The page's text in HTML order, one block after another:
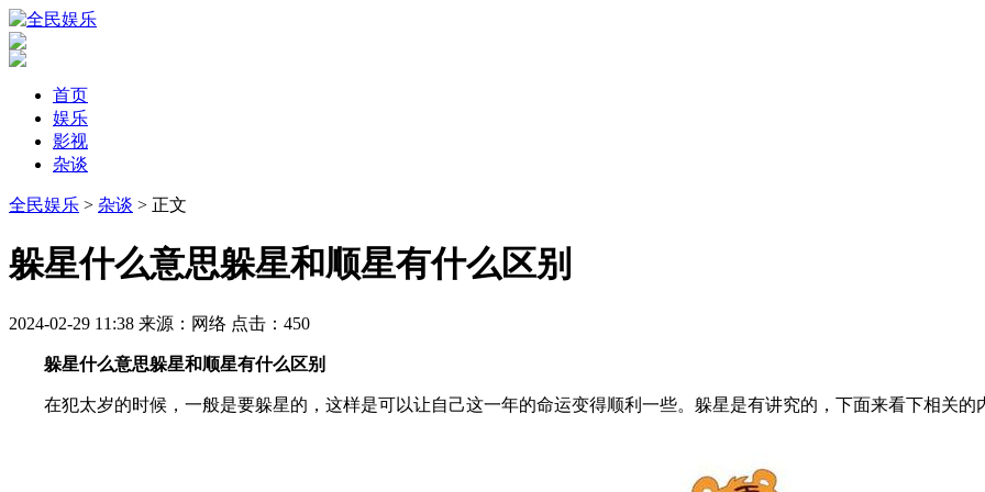
首页
娱乐
影视
杂谈
全民娱乐 > 杂谈 > 正文
​躲星什么意思躲星和顺星有什么区别
2024-02-29 11:38 来源：网络 点击： 450
躲星什么意思躲星和顺星有什么区别
在犯太岁的时候，一般是要躲星的，这样是可以让自己这一年的命运变得顺利一些。躲星是有讲究的，下面来看下相关的